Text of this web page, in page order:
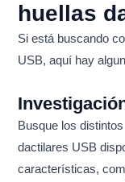
huellas
Si está buscando
USB, aquí hay
Busque los
dactilares USB
características,